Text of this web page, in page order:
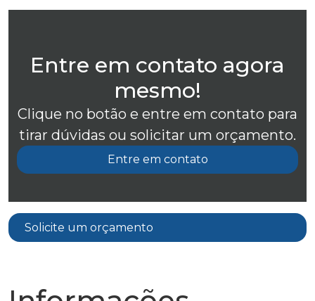
Entre em contato agora
mesmo!
Clique no botão e entre em contato para
tirar dúvidas ou solicitar um orçamento.
Entre em contato
Solicite um orçamento